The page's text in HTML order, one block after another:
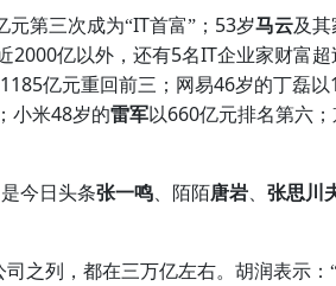
元第三次成为“IT首富”； 53岁马云及其
2000亿以外，还有5名IT企业家财富超
1185亿元重回前三；网易46岁的丁磊以
小米48岁的雷军以660亿元排名第六
今日头条张一鸣 、陌陌唐岩 张思川
之列，都在三万亿左右。胡润表示：